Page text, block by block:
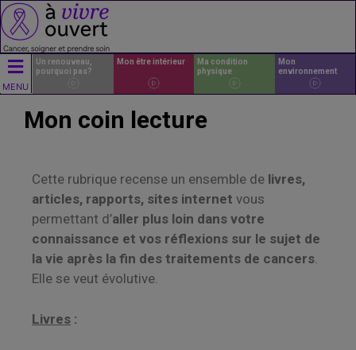
MENU
Un renouveau,
pourquoi pas?
Mon être intérieur
Ma condition
physique
Mon
environnement
Mon coin lecture
Cette rubrique recense un ensemble de livres,
articles, rapports, sites internet vous
permettant d’aller plus loin dans votre
connaissance et vos réflexions sur le sujet de
la vie après la fin des traitements de cancers.
Elle se veut évolutive.
Livres :